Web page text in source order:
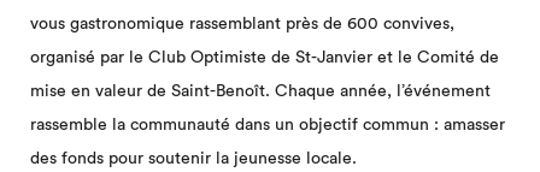
vous gastronomique rassemblant près de 600 convives,
organisé par le Club Optimiste de St-Janvier et le Comité de
mise en valeur de Saint-Benoît. Chaque année, l’événement
rassemble la communauté dans un objectif commun : amasser
des fonds pour soutenir la jeunesse locale.